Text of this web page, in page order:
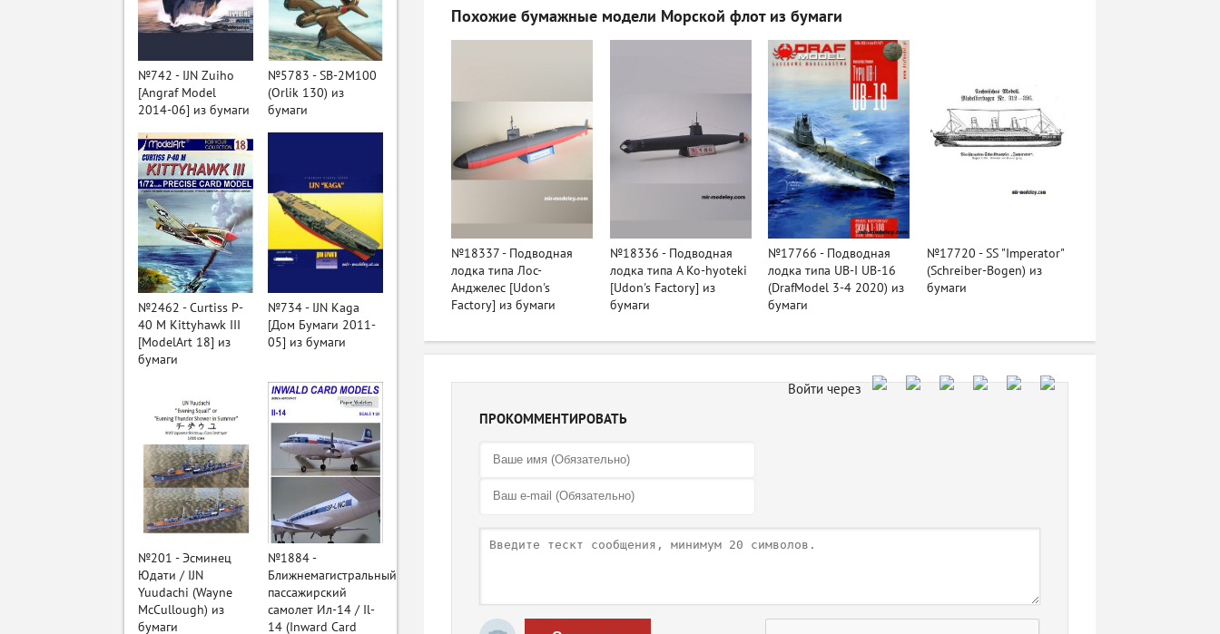
Похожие бумажные модели Морской флот из бумаги
№18337 - Подводная
лодка типа Лос-
Анджелес [Udon's
Factory] из бумаги
№18336 - Подводная
лодка типа A Ko-hyoteki
[Udon's Factory] из
бумаги
№17766 - Подводная
лодка типа UB-I UB-16
(DrafModel 3-4 2020) из
бумаги
№17720 - SS "Imperator"
(Schreiber-Bogen) из
бумаги
ПРОКОММЕНТИРОВАТЬ
№742 - IJN Zuiho
[Angraf Model
2014-06] из бумаги
№5783 - SB-2M100
(Orlik 130) из
бумаги
№2462 - Curtiss P-
40 M Kittyhawk III
[ModelArt 18] из
бумаги
№734 - IJN Kaga
[Дом Бумаги 2011-
05] из бумаги
№201 - Эсминец
Юдати / IJN
Yuudachi (Wayne
McCullough) из
бумаги
№1884 -
Ближнемагистральный
пассажирский
самолет Ил-14 / Il-
14 (Inward Card